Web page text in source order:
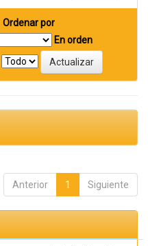
Ordenar por
En orden
Anterior 1 Siguiente